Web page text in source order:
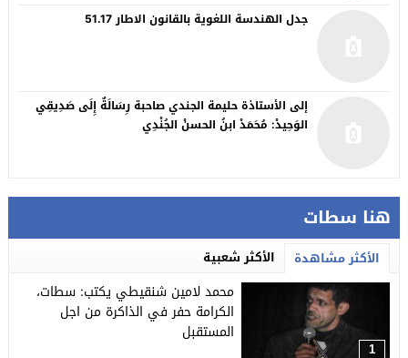
هنا سطات
الأكثر مشاهدة الأكثر شعبية
1
محمد لامين شنقيطي يكتب: سطات،
الكرامة حفر في الذاكرة من اجل
المستقبل
جدل الهندسة اللغوية بالقانون الاطار 51.17
إلى الأستاذة حليمة الجندي صاحبة رِسَالَةٌ إِلَى صَدِيقِي
الوَحِيدْ: مُحَمَدْ ابنُ الحسنْ الجُنْدِي